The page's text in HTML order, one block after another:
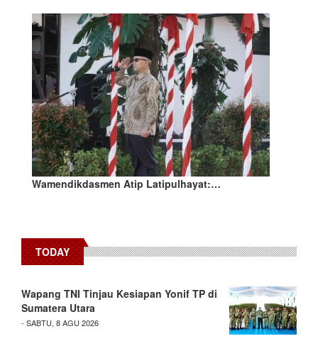
Wamendikdasmen Atip Latipulhayat:…
TODAY
Wapang TNI Tinjau Kesiapan Yonif TP di
Sumatera Utara
- SABTU, 8 AGU 2026